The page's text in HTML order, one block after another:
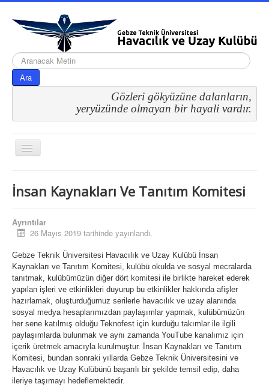
arama...
Ara
Gözleri gökyüzüne dalanların,
yeryüzünde olmayan bir hayali vardır.
Gezinme
geçişini
Hakkımızda Komitelerimiz İK ve Tanıtım
İnsan Kaynakları Ve Tanıtım Komitesi
Ayrıntılar
26 Mayıs 2019 tarihinde yayınlandı.
Gebze Teknik Üniversitesi Havacılık ve Uzay Kulübü İnsan
Kaynakları ve Tanıtım Komitesi, kulübü okulda ve sosyal mecralarda
tanıtmak, kulübümüzün diğer dört komitesi ile birlikte hareket ederek
yapılan işleri ve etkinlikleri duyurup bu etkinlikler hakkında afişler
hazırlamak, oluşturduğumuz serilerle havacılık ve uzay alanında
sosyal medya hesaplarımızdan paylaşımlar yapmak, kulübümüzün
her sene katılmış olduğu Teknofest için kurduğu takımlar ile ilgili
paylaşımlarda bulunmak ve aynı zamanda YouTube kanalımız için
içerik üretmek amacıyla kurulmuştur. İnsan Kaynakları ve Tanıtım
Komitesi, bundan sonraki yıllarda Gebze Teknik Üniversitesini ve
Havacılık ve Uzay Kulübünü başarılı bir şekilde temsil edip, daha
ileriye taşımayı hedeflemektedir.